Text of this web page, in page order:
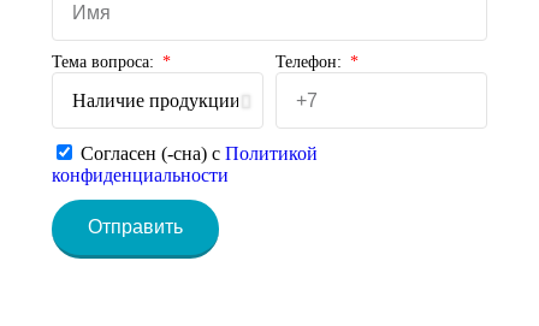
Тема вопроса: Телефон:
Согласен (-сна) с Политикой
конфиденциальности
Отправить